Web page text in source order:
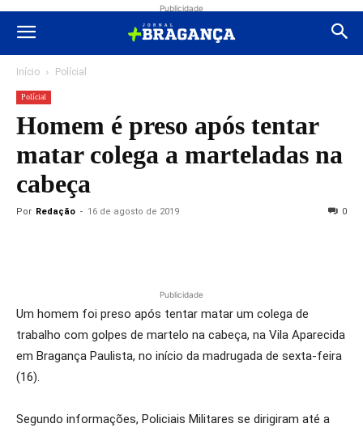
Publicidade
Início Polícial
Polícial
Homem é preso após tentar
matar colega a marteladas na
cabeça
Por Redação - 16 de agosto de 2019 0
Publicidade
Um homem foi preso após tentar matar um colega de
trabalho com golpes de martelo na cabeça, na Vila Aparecida
em Bragança Paulista, no início da madrugada de sexta-feira
(16).
Segundo informações, Policiais Militares se dirigiram até a